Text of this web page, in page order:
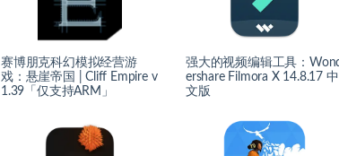
赛博朋克科幻模拟经营游
戏：悬崖帝国 | Cliff Empire v
1.39「仅支持ARM」
强大的视频编辑工具：
ershare Filmora X 14.8.17 中
文版